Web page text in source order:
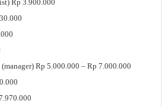
Rp 3.900.000
Rp 5.000.000 – Rp 7.000.000